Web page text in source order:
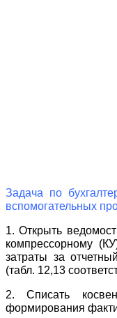
Задача по
вспомогательных
1. Открыть
компрессорному
затраты за
(табл. 12,13
2. Списать
формирования